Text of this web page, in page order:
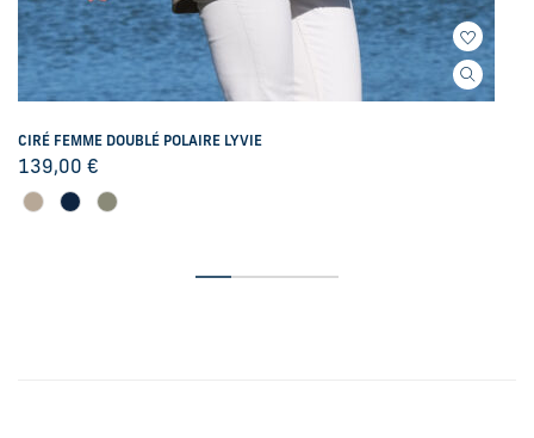
CIRÉ FEMME DOUBLÉ POLAIRE LYVIE
139,00 €